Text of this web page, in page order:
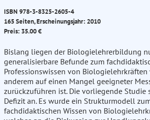
ISBN 978-3-8325-2605-4
165 Seiten, Erscheinungsjahr: 2010
Preis: 35.00 €
Bislang liegen der Biologielehrerbildung
generalisierbare Befunde zum
Professionswissen von Biologielehrkräften
anderem auf einen Mangel geeigneter
zurückzuführen ist. Die vorliegende Studie
Defizit an. Es wurde ein Strukturmodell
fachdidaktischen Wissen von